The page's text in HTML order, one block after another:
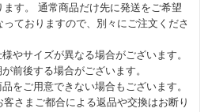
す。 通常商品だけ先に発送をご希望
ておりますので、別々にご注文くださ
やサイズが異なる場合がございます。
前後する場合がございます。
をご用意できない場合もございます。
さまご都合による返品や交換はお断り